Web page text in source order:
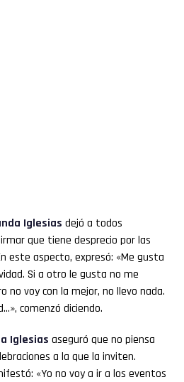
Iglesias dejó a todos
que tiene desprecio por las
este aspecto, expresó: «Me gusta
Si a otro le gusta no me
no voy con la mejor, no llevo nada.
comenzó diciendo.
Iglesias aseguró que no piensa
a la que la inviten.
«Yo no voy a ir a los eventos